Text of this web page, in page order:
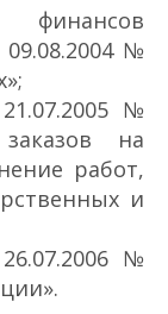
финансов
№
№
на
работ,
и
№